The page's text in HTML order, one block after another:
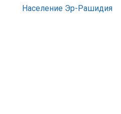
Население Эр-Рашидия